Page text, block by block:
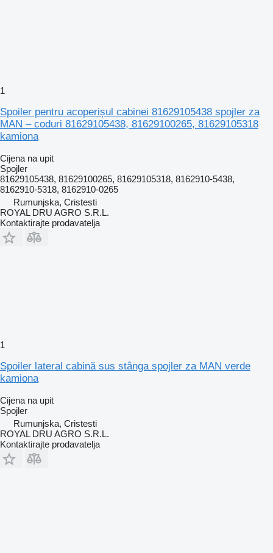
1
Spoiler pentru acoperișul cabinei 81629105438 spojler za
MAN – coduri 81629105438, 81629100265, 81629105318
kamiona
Cijena na upit
Spojler
81629105438, 81629100265, 81629105318, 8162910-5438,
8162910-5318, 8162910-0265
Rumunjska, Cristesti
ROYAL DRU AGRO S.R.L.
Kontaktirajte prodavatelja
1
Spoiler lateral cabină sus stânga spojler za MAN verde
kamiona
Cijena na upit
Spojler
Rumunjska, Cristesti
ROYAL DRU AGRO S.R.L.
Kontaktirajte prodavatelja